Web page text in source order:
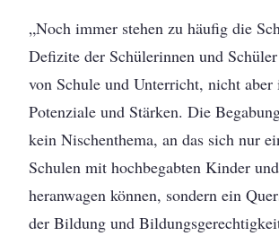
„Noch immer stehen zu häufig die
Defizite der Schülerinnen und
von Schule und Unterricht, nicht aber
Potenziale und Stärken. Die
kein Nischenthema, an das sich nur
Schulen mit hochbegabten Kinder
heranwagen können, sondern ein
der Bildung und